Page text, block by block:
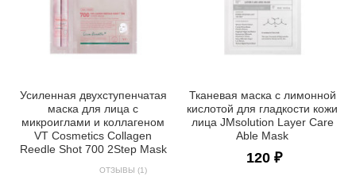
Усиленная двухступенчатая
маска для лица с
микроиглами и коллагеном
VT Cosmetics Collagen
Reedle Shot 700 2Step Mask
ОТЗЫВЫ (1)
Тканевая маска с лимонной
кислотой для гладкости кожи
лица JMsolution Layer Care
Able Mask
120 ₽